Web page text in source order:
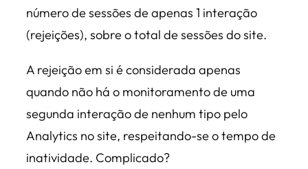
número de sessões de apenas 1 interação
(rejeições), sobre o total de sessões do site.
A rejeição em si é considerada apenas
quando não há o monitoramento de uma
segunda interação de nenhum tipo pelo
Analytics no site, respeitando-se o tempo de
inatividade. Complicado?